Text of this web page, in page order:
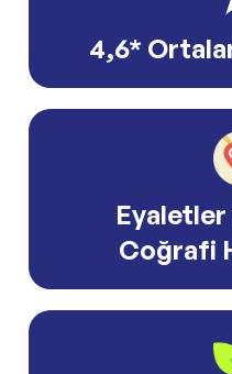
4,6*
Coğrafi